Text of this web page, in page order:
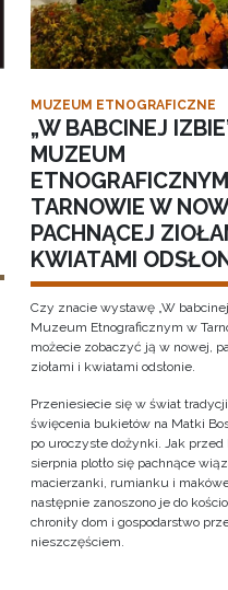
MUZEUM ETNOGRAFICZNE
„W BABCINEJ
MUZEUM
TARNOWIE W
PACHNĄCEJ
KWIATAMI
Czy znacie wystawę „W
Muzeum Etnograficznym w
możecie zobaczyć ją w nowej,
ziołami i kwiatami odsłonie.
Przeniesiecie się w świat
święcenia bukietów na Matki
po uroczyste dożynki. Jak przed
sierpnia plotło się pachnące
macierzanki, rumianku i
następnie zanoszono je do
chroniły dom i gospodarstwo
nieszczęściem.